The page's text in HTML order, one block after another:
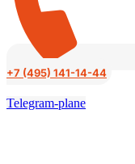
+7 (495) 141-14-44
Telegram-plane